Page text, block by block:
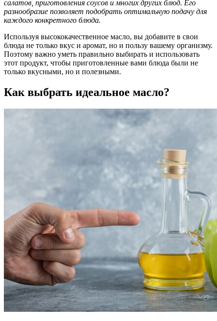
салатов, приготовления соусов и многих других блюд. Его
разнообразие позволяет подобрать оптимальную подачу для
каждого конкретного блюда.
Используя высококачественное масло, вы добавите в свои
блюда не только вкус и аромат, но и пользу вашему организму.
Поэтому важно уметь правильно выбирать и использовать
этот продукт, чтобы приготовленные вами блюда были не
только вкусными, но и полезными.
Как выбрать идеальное масло?